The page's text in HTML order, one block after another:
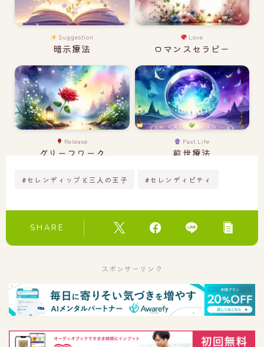
Suggestion
暗示療法
Love
ロマンスセラピー
Release
グリーフワーク
Past Life
前世療法
#セレンディップと三人の王子 #セレンディピティ
SHARE
スポンサーリンク